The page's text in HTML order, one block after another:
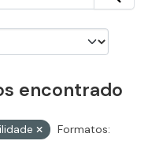
encontrado
Formatos: